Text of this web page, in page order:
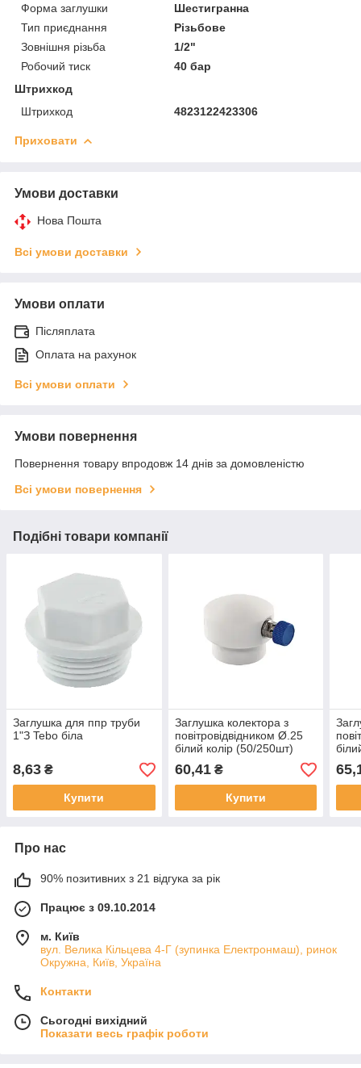
Форма заглушки
Шестигранна
Тип приєднання
Різьбове
Зовнішня різьба
1/2"
Робочий тиск
40 бар
Штрихкод
Штрихкод
4823122423306
Приховати
Умови доставки
Нова Пошта
Всі умови доставки
Умови оплати
Післяплата
Оплата на рахунок
Всі умови оплати
Умови повернення
Повернення товару впродовж 14 днів за домовленістю
Всі умови повернення
Подібні товари компанії
Заглушка для ппр труби
1"З Tebo біла
8,63 ₴
Купити
Заглушка колектора з
повітровідвідником Ø.25
білий колір (50/250шт)
ASCO®
60,41₴
Купити
Про нас
90% позитивних з 21 відгука за рік
Працює з 09.10.2014
м. Київ
вул. Велика Кільцева 4-Г (зупинка Електронмаш), ринок
Окружна, Київ, Україна
Контакти
Сьогодні вихідний
Показати весь графік роботи